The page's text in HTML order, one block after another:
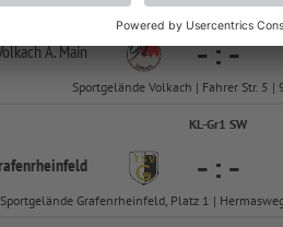
KL-Gr1 SW
A. Main -:-
Sportgelände Volkach | Fahrer Str. 5 |
KL-Gr1 SW
- : -
Sportgelände Grafenrheinfeld, Platz 1 |